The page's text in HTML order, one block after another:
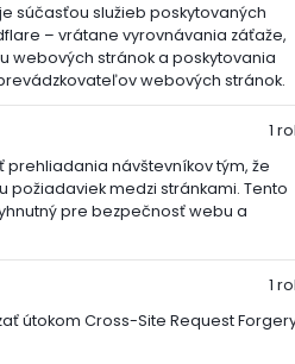
súčasťou služieb poskytovaných
– vrátane vyrovnávania záťaže,
webových stránok a poskytovania
webových stránok.
prehliadania návštevníkov tým, že
požiadaviek medzi stránkami. Tento
pre bezpečnosť webu a
1
útokom Cross-Site Request
1